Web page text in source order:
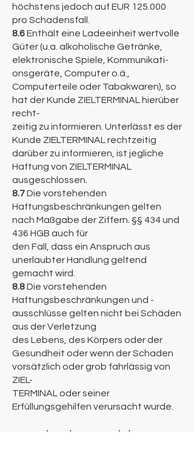
höchstens jedoch auf EUR 125.000
pro Schadensfall.
8.6Enthält eine Ladeeinheit wertvolle
Güter (u.a. alkoholische Getränke,
elektronische Spiele, Kommunikati-
onsgeräte, Computer o.ä.,
Computerteile oder Tabakwaren), so
hat der Kunde ZIELTERMINAL hierüber
recht-
zeitig zu informieren. Unterlässt es der
Kunde ZIELTERMINAL rechtzeitig
darüber zu informieren, ist jegliche
Haftung von ZIELTERMINAL
ausgeschlossen.
8.7Die vorstehenden
Haftungsbeschränkungen gelten
nach Maßgabe der Ziffern. §§ 434 und
436 HGB auch für
den Fall, dass ein Anspruch aus
unerlaubter Handlung geltend
gemacht wird.
8.8Die vorstehenden
Haftungsbeschränkungen und -
ausschlüsse gelten nicht bei Schäden
aus der Verletzung
des Lebens, des Körpers oder der
Gesundheit oder wenn der Schaden
vorsätzlich oder grob fahrlässig von
ZIEL-
TERMINAL oder seiner
Erfüllungsgehilfen verursacht wurde.
9. Schadensmeldung